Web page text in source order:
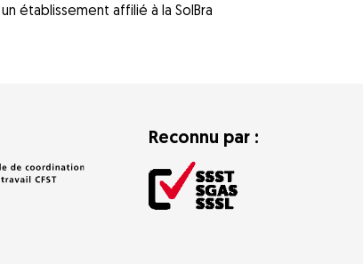
établissement affilié à la SolBra
Reconnu par :